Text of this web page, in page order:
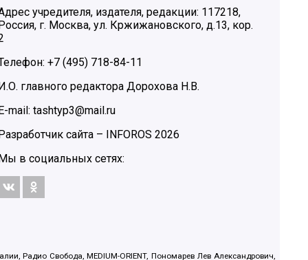
учредителя, издателя, редакции: 117218,
г. Москва, ул. Кржижановского, д.13, кор.
+7 (495) 718-84-11
главного редактора Дорохова Н.В.
mail: tashtyp3@mail.ru
сайта –
INFOROS 2026
в социальных сетях:
Радио Свобода, MEDIUM-ORIENT, Пономарев Лев Александрович,